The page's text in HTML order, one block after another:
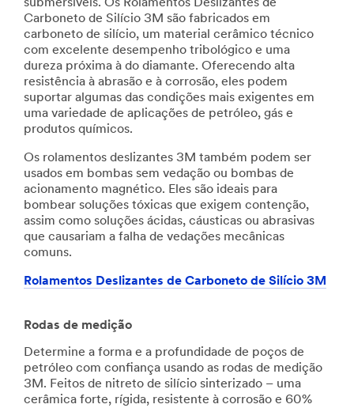
submersíveis. Os Rolamentos Deslizantes de
Carboneto de Silício 3M são fabricados em
carboneto de silício, um material cerâmico técnico
com excelente desempenho tribológico e uma
dureza próxima à do diamante. Oferecendo alta
resistência à abrasão e à corrosão, eles podem
suportar algumas das condições mais exigentes em
uma variedade de aplicações de petróleo, gás e
produtos químicos.
Os rolamentos deslizantes 3M também podem ser
usados em bombas sem vedação ou bombas de
acionamento magnético. Eles são ideais para
bombear soluções tóxicas que exigem contenção,
assim como soluções ácidas, cáusticas ou abrasivas
que causariam a falha de vedações mecânicas
comuns.
Rolamentos Deslizantes de Carboneto de Silício 3M
Rodas de medição
Determine a forma e a profundidade de poços de
petróleo com confiança usando as rodas de medição
3M. Feitos de nitreto de silício sinterizado – uma
cerâmica forte, rígida, resistente à corrosão e 60%